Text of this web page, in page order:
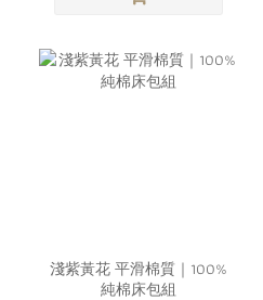
淺紫黃花 平滑棉質｜100%
純棉床包組